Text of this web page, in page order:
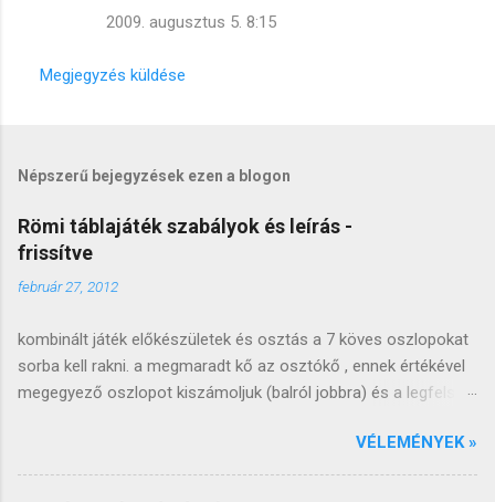
k
2009. augusztus 5. 8:15
Megjegyzés küldése
Népszerű bejegyzések ezen a blogon
Römi táblajáték szabályok és leírás -
frissítve
február 27, 2012
kombinált játék előkészületek és osztás a 7 köves oszlopokat
sorba kell rakni. a megmaradt kő az osztókő , ennek értékével
megegyező oszlopot kiszámoljuk (balról jobbra) és a legfelső
következő oszlop tetejére, ezt az oszlopot kiosztjuk a kezdő
játékosnak, a következő oszlopot a következőnek és így
VÉLEMÉNYEK »